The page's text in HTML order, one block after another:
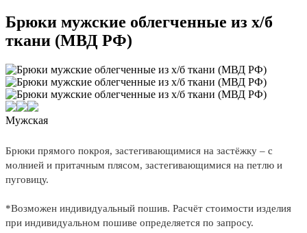
Брюки мужские облегченные из х/б
ткани (МВД РФ)
Мужская
Брюки прямого покроя, застегивающимися на застёжку – с
молнией и притачным плясом, застегивающимися на петлю и
пуговицу.
*Возможен индивидуальный пошив. Расчёт стоимости изделия
при индивидуальном пошиве определяется по запросу.